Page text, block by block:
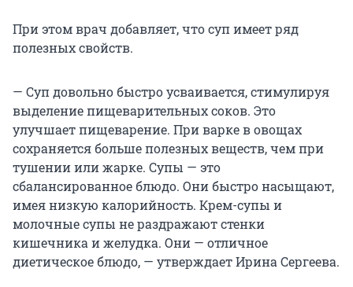
При этом врач добавляет, что суп имеет ряд
полезных свойств.
— Суп довольно быстро усваивается, стимулируя
выделение пищеварительных соков. Это
улучшает пищеварение. При варке в овощах
сохраняется больше полезных веществ, чем при
тушении или жарке. Супы — это
сбалансированное блюдо. Они быстро насыщают,
имея низкую калорийность. Крем-супы и
молочные супы не раздражают стенки
кишечника и желудка. Они — отличное
диетическое блюдо, — утверждает Ирина Сергеева.